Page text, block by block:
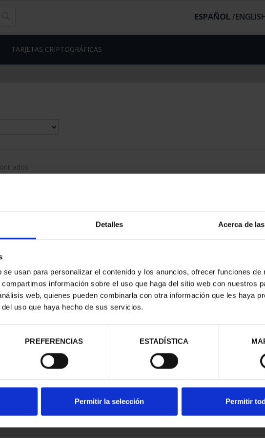
Detalles Acerca de
usan para personalizar el contenido y los anuncios, ofrecer funciones de
información sobre el uso que haga del sitio web con nuestros
web, quienes pueden combinarla con otra información que les haya
uso que haya hecho de sus servicios.
PREFERENCIAS ESTADÍSTICA
Permitir la selección Permitir
ESPAÑOL /
TARJETAS CRIPTOGRÁFICAS
III -